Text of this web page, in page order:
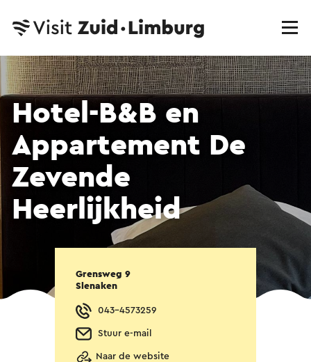
Hotel-B&B en
Appartement De
Zevende
Heerlijkheid
Grensweg 9
Slenaken
043-4573259
Stuur e-mail
Naar de website